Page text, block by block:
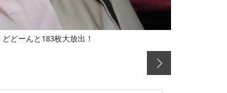
どーんと183枚大放出！